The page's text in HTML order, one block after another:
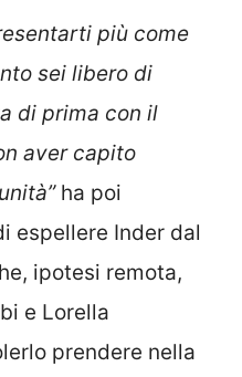
più come
sei libero di
di prima con il
aver capito
ha poi
espellere Inder dal
ipotesi remota,
e Lorella
prendere nella